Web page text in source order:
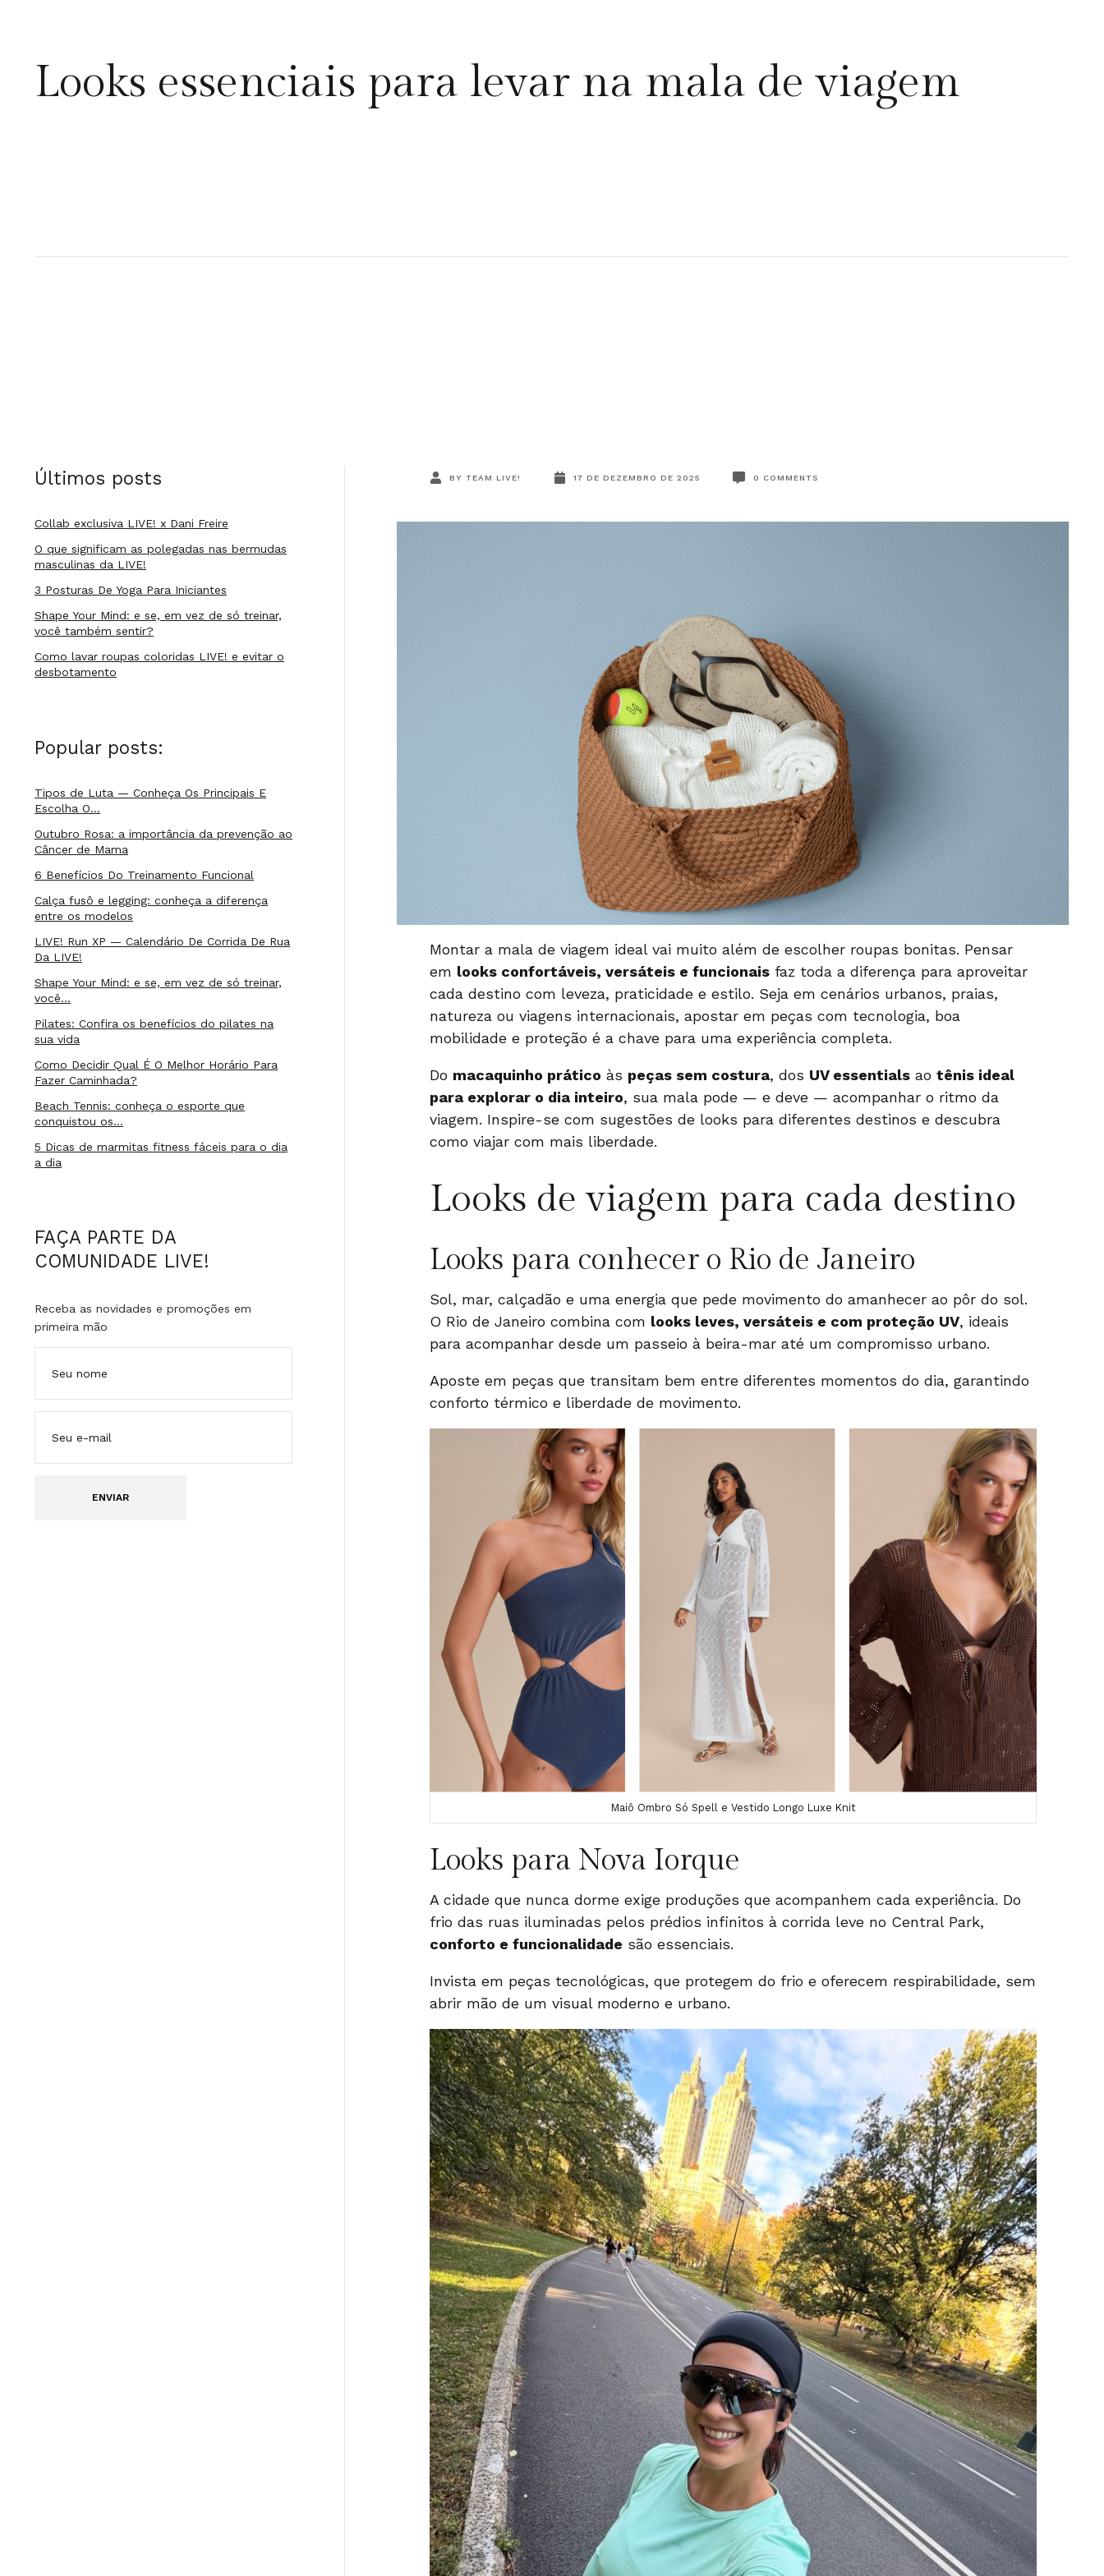
Looks essenciais para levar na mala de viagem
BY TEAM LIVE! 17 DE DEZEMBRO DE 2025 0 COMMENTS
Montar a mala de viagem ideal vai muito além de escolher roupas bonitas. Pensar
em looks confortáveis, versáteis e funcionais faz toda a diferença para aproveitar
cada destino com leveza, praticidade e estilo. Seja em cenários urbanos, praias,
natureza ou viagens internacionais, apostar em peças com tecnologia, boa
mobilidade e proteção é a chave para uma experiência completa.
Do macaquinho prático às peças sem costura, dos UV essentials ao tênis ideal
para explorar o dia inteiro, sua mala pode — e deve — acompanhar o ritmo da
viagem. Inspire-se com sugestões de looks para diferentes destinos e descubra
como viajar com mais liberdade.
Looks de viagem para cada destino
Looks para conhecer o Rio de Janeiro
Sol, mar, calçadão e uma energia que pede movimento do amanhecer ao pôr do sol.
O Rio de Janeiro combina com looks leves, versáteis e com proteção UV, ideais
para acompanhar desde um passeio à beira-mar até um compromisso urbano.
Aposte em peças que transitam bem entre diferentes momentos do dia, garantindo
conforto térmico e liberdade de movimento.
Maiô Ombro Só Spell e Vestido Longo Luxe Knit
Looks para Nova Iorque
A cidade que nunca dorme exige produções que acompanhem cada experiência. Do
frio das ruas iluminadas pelos prédios infinitos à corrida leve no Central Park,
conforto e funcionalidade são essenciais.
Invista em peças tecnológicas, que protegem do frio e oferecem respirabilidade, sem
abrir mão de um visual moderno e urbano.
Últimos posts
Collab exclusiva LIVE! x Dani Freire
O que significam as polegadas nas bermudas
masculinas da LIVE!
3 Posturas De Yoga Para Iniciantes
Shape Your Mind: e se, em vez de só treinar,
você também sentir?
Como lavar roupas coloridas LIVE! e evitar o
desbotamento
Popular posts:
Tipos de Luta — Conheça Os Principais E
Escolha O…
Outubro Rosa: a importância da prevenção ao
Câncer de Mama
6 Benefícios Do Treinamento Funcional
Calça fusô e legging: conheça a diferença
entre os modelos
LIVE! Run XP — Calendário De Corrida De Rua
Da LIVE!
Shape Your Mind: e se, em vez de só treinar,
você…
Pilates: Confira os benefícios do pilates na
sua vida
Como Decidir Qual É O Melhor Horário Para
Fazer Caminhada?
Beach Tennis: conheça o esporte que
conquistou os…
5 Dicas de marmitas fitness fáceis para o dia
a dia
FAÇA PARTE DA
COMUNIDADE LIVE!
Receba as novidades e promoções em
primeira mão
ENVIAR